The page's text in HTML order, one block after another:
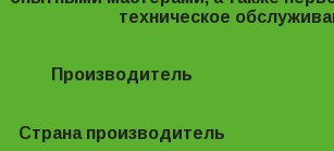
техническое
Производитель
Страна производитель